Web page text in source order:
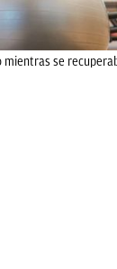
mientras se